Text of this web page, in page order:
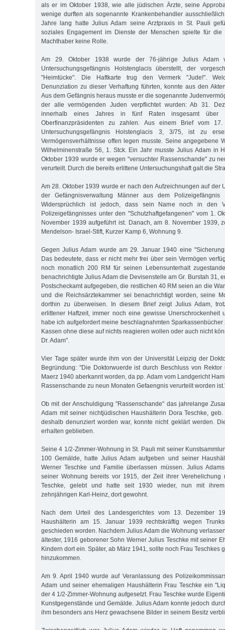
als er im Oktober 1938, wie alle jüdischen Ärzte, seine
wenige durften als sogenannte Krankenbehandler
Jahre lang hatte Julius Adam seine Arztpraxis in St. Pauli
soziales Engagement im Dienste der Menschen spielte für die
Machthaber keine Rolle.
Am 29. Oktober 1938 wurde der 76-jährige Julius Adam
Untersuchungsgefängnis Holstenglacis überstellt, der
"Heimtücke". Die Haftkarte trug den Vermerk "Jude!".
Denunziation zu dieser Verhaftung führten, konnte aus den
Aus dem Gefängnis heraus musste er die sogenannte
der alle vermögenden Juden verpflichtet wurden: Ab 31.
innerhalb eines Jahres in fünf Raten insgesamt
Oberfinanzpräsidenten zu zahlen. Aus einem Brief vom
Untersuchungsgefängnis Holstenglacis 3, 3/75, ist zu
Vermögensverhältnisse offen legen musste. Seine angegebene
Wilhelminenstraße 56, 1. Stck. Ein Jahr musste Julius Adam in
Oktober 1939 wurde er wegen "versuchter Rassenschande" zu
verurteilt. Durch die bereits erlittene Untersuchungshaft galt die
Am 28. Oktober 1939 wurde er nach den Aufzeichnungen auf der
der Gefängnisverwaltung Männer aus dem Polizeigefängnis
Widersprüchlich ist jedoch, dass sein Name noch in den
Polizeigefängnisses unter den "Schutzhaftgefangenen" vom 1.
November 1939 aufgeführt ist. Danach, am 8. November 1939,
Mendelson- Israel-Stift, Kurzer Kamp 6, Wohnung 9.
Gegen Julius Adam wurde am 29. Januar 1940 eine
Das bedeutete, dass er nicht mehr frei über sein Vermögen
noch monatlich 200 RM für seinen Lebensunterhalt
benachrichtigte Julius Adam die Devisenstelle am Gr. Burstah 31,
Postscheckamt aufgegeben, die restlichen 40 RM seien an die
und die Reichsärztekammer sei benachrichtigt worden, seine
dorthin zu überweisen. In diesem Brief zeigt Julius Adam,
erlittener Haftzeit, immer noch eine gewisse Unerschrockenheit
habe ich aufgefordert meine beschlagnahmten
Kassen ohne diese auf nichts reagieren wollen oder auch nicht
Dr. Adam".
Vier Tage später wurde ihm von der Universität Leipzig der
Begründung: "Die Doktorwuerde ist durch Beschluss von
Maerz 1940 aberkannt worden, da pp. Adam vom Landgericht
Rassenschande zu neun Monaten Gefaengnis verurteilt worden
Ob mit der Anschuldigung "Rassenschande" das jahrelange
Adam mit seiner nichtjüdischen Haushälterin Dora Teschke,
deshalb denunziert worden war, konnte nicht geklärt werden.
erhalten geblieben.
Seine 4 1/2-Zimmer-Wohnung in St. Pauli mit seiner
100 Gemälde, hatte Julius Adam aufgeben und seiner
Werner Teschke und Familie überlassen müssen. Julius
seiner Wohnung bereits vor 1915, der Zeit ihrer Verehelichung
Teschke, gelebt und hatte seit 1930 wieder, nun mit
zehnjährigen Karl-Heinz, dort gewohnt.
Nach dem Urteil des Landesgerichtes vom 13. Dezember
Haushälterin am 15. Januar 1939 rechtskräftig wegen
geschieden worden. Nachdem Julius Adam die Wohnung
ältester, 1916 geborener Sohn Werner Julius Teschke mit seiner
Kindern dort ein. Später, ab März 1941, sollte noch Frau Teschkes
hinzukommen.
Am 9. April 1940 wurde auf Veranlassung des
Adam und seiner ehemaligen Haushälterin Frau Teschke ein
der 4 1/2-Zimmer-Wohnung aufgesetzt. Frau Teschke wurde
Kunstgegenstände und Gemälde. Julius Adam konnte jedoch
ihm besonders ans Herz gewachsene Bilder in seinem Besitz